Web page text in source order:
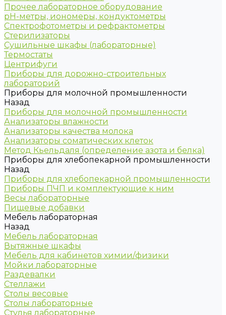
Прочее лабораторное оборудование
рН-метры, иономеры, кондуктометры
Спектрофотометры и рефрактометры
Стерилизаторы
Сушильные шкафы (лабораторные)
Термостаты
Центрифуги
Приборы для дорожно-строительных
лабораторий
Приборы для молочной промышленности
Назад
Приборы для молочной промышленности
Анализаторы влажности
Анализаторы качества молока
Анализаторы соматических клеток
Метод Кьельдаля (определение азота и белка)
Приборы для хлебопекарной промышленности
Назад
Приборы для хлебопекарной промышленности
Приборы ПЧП и комплектующие к ним
Весы лабораторные
Пищевые добавки
Мебель лабораторная
Назад
Мебель лабораторная
Вытяжные шкафы
Мебель для кабинетов химии/физики
Мойки лабораторные
Раздевалки
Стеллажи
Столы весовые
Столы лабораторные
Стулья лабораторные